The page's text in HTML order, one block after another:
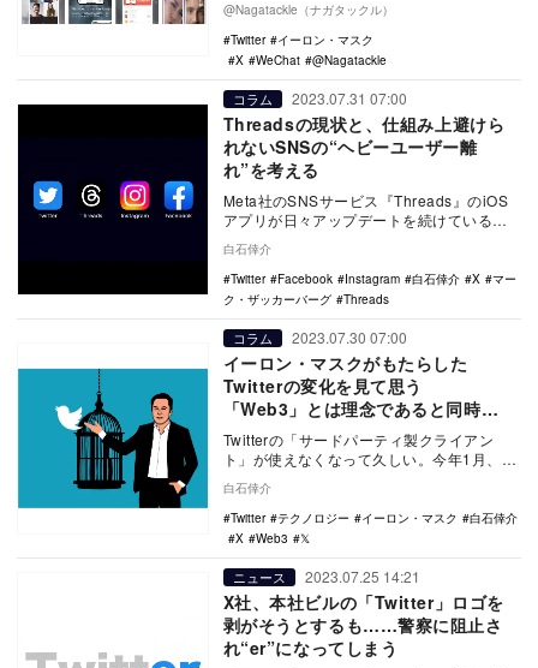
@Nagatackle（ナガタックル）
Twitter
イーロン・マスク
X
WeChat @Nagatackle
コラム 2023.07.31 07:00
Threadsの現状と、仕組み上避けら
れないSNSの“ヘビーユーザー離
れ”を考える
Meta社のSNSサービス『Threads』のiOS
アプリが日々アップデートを続けている。
ー…
白石倖介
Twitter
Facebook Instagram 白石倖介 X
マー
ク・ザッカーバーグ
Threads
コラム 2023.07.30 07:00
イーロン・マスクがもたらした
Twitterの変化を見て思う
「Web3」とは理念であると同時
に、“願い”なのかもしれない
Twitterの「サードパーティ製クライアン
ト」が使えなくなって久しい。今年1月、
多…
白石倖介
Twitter
テクノロジー イーロン・マスク
白石倖介
X
Web3 𝕏
ニュース 2023.07.25 14:21
X社、本社ビルの「Twitter」ロゴを
剥がそうとするも……警察に阻止さ
れ“er”になってしまう